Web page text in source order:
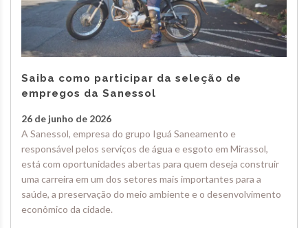
Saiba como participar da seleção de
empregos da Sanessol
26 de junho de 2026
A Sanessol, empresa do grupo Iguá Saneamento e
responsável pelos serviços de água e esgoto em Mirassol,
está com oportunidades abertas para quem deseja construir
uma carreira em um dos setores mais importantes para a
saúde, a preservação do meio ambiente e o desenvolvimento
econômico da cidade.